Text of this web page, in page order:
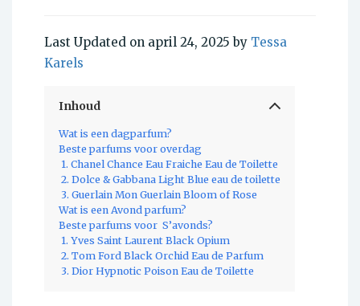
Last Updated on april 24, 2025 by Tessa
Karels
Inhoud
Wat is een dagparfum?
Beste parfums voor overdag
1. Chanel Chance Eau Fraiche Eau de Toilette
2. Dolce & Gabbana Light Blue eau de toilette
3. Guerlain Mon Guerlain Bloom of Rose
Wat is een Avond parfum?
Beste parfums voor S’avonds?
1. Yves Saint Laurent Black Opium
2. Tom Ford Black Orchid Eau de Parfum
3. Dior Hypnotic Poison Eau de Toilette